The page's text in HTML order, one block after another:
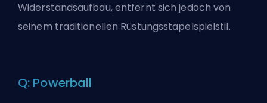
Widerstandsaufbau, entfernt sich jedoch von
seinem traditionellen Rüstungsstapelspielstil.
Q: Powerball